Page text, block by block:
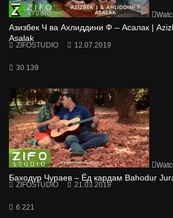
Азизбек Ч ва Ахлиддини Ф – Асалак |
Asalak
ZIFOSTUDIO 12.07.2019
30 139
Баходур Чураев – Ёд кардам Bahodur
ZIFOSTUDIO 21.03.2019
6 221